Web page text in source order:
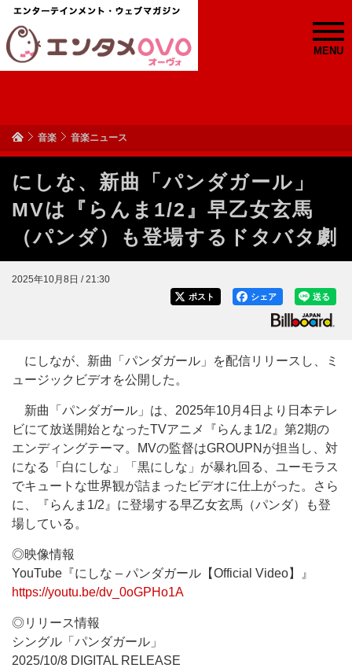
MENU
音楽 音楽ニュース
にしな、新曲「パンダガール」
MVは『らんま1/2』早乙女玄馬
（パンダ）も登場するドタバタ劇
2025年10月8日 / 21:30
送る
シェア
ポスト
にしなが、新曲「パンダガール」を配信リリースし、ミ
ュージックビデオを公開した。
新曲「パンダガール」は、2025年10月4日より日本テレ
ビにて放送開始となったTVアニメ『らんま1/2』第2期の
エンディングテーマ。MVの監督はGROUPNが担当し、対
になる「白にしな」「黒にしな」が暴れ回る、ユーモラス
でキュートな世界観が詰まったビデオに仕上がった。さら
に、『らんま1/2』に登場する早乙女玄馬（パンダ）も登
場している。
◎映像情報
YouTube『にしな – パンダガール【Official Video】』
https://youtu.be/dv_0oGPHo1A
◎リリース情報
シングル「パンダガール」
2025/10/8 DIGITAL RELEASE